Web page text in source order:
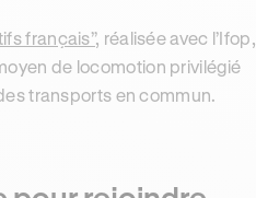
français”, réalisée avec l’Ifop,
de locomotion privilégié
transports en commun.